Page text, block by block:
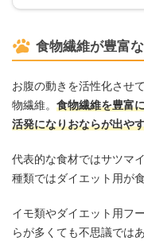
食物繊維が豊富
お腹の動きを活性化させ
物繊維。 食物繊維を豊富
活発になりおならが出や
代表的な食材ではサツマ
種類ではダイエット用が
イモ類やダイエット用フ
らが多くても不思議では